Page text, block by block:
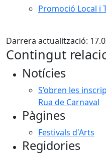
Promoció Local i
Darrera actualització:
Contingut
Notícies
S’obren les
Rua de Carnaval
Pàgines
Festivals d'Arts
Regidories